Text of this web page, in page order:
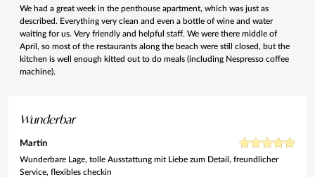
We had a great week in the penthouse apartment, which was just as
described. Everything very clean and even a bottle of wine and water
waiting for us. Very friendly and helpful staff. We were there middle of
April, so most of the restaurants along the beach were still closed, but the
kitchen is well enough kitted out to do meals (including Nespresso coffee
machine).
Wunderbar
Martin
Wunderbare Lage, tolle Ausstattung mit Liebe zum Detail, freundlicher
Service, flexibles checkin